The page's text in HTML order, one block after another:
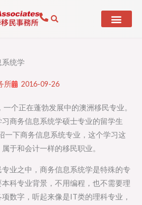
统学
所 2016-09-26
个正在蓬勃发展中的澳洲移民专业。
商务信息系统学硕士专业的留学生
一下商务信息系统专业，这个学习这
于和会计一样的移民职业。
业之中，商务信息系统学是特殊的专
科专业背景，不用编程，也不需要理
数字，听起来像是IT类的理科专业，